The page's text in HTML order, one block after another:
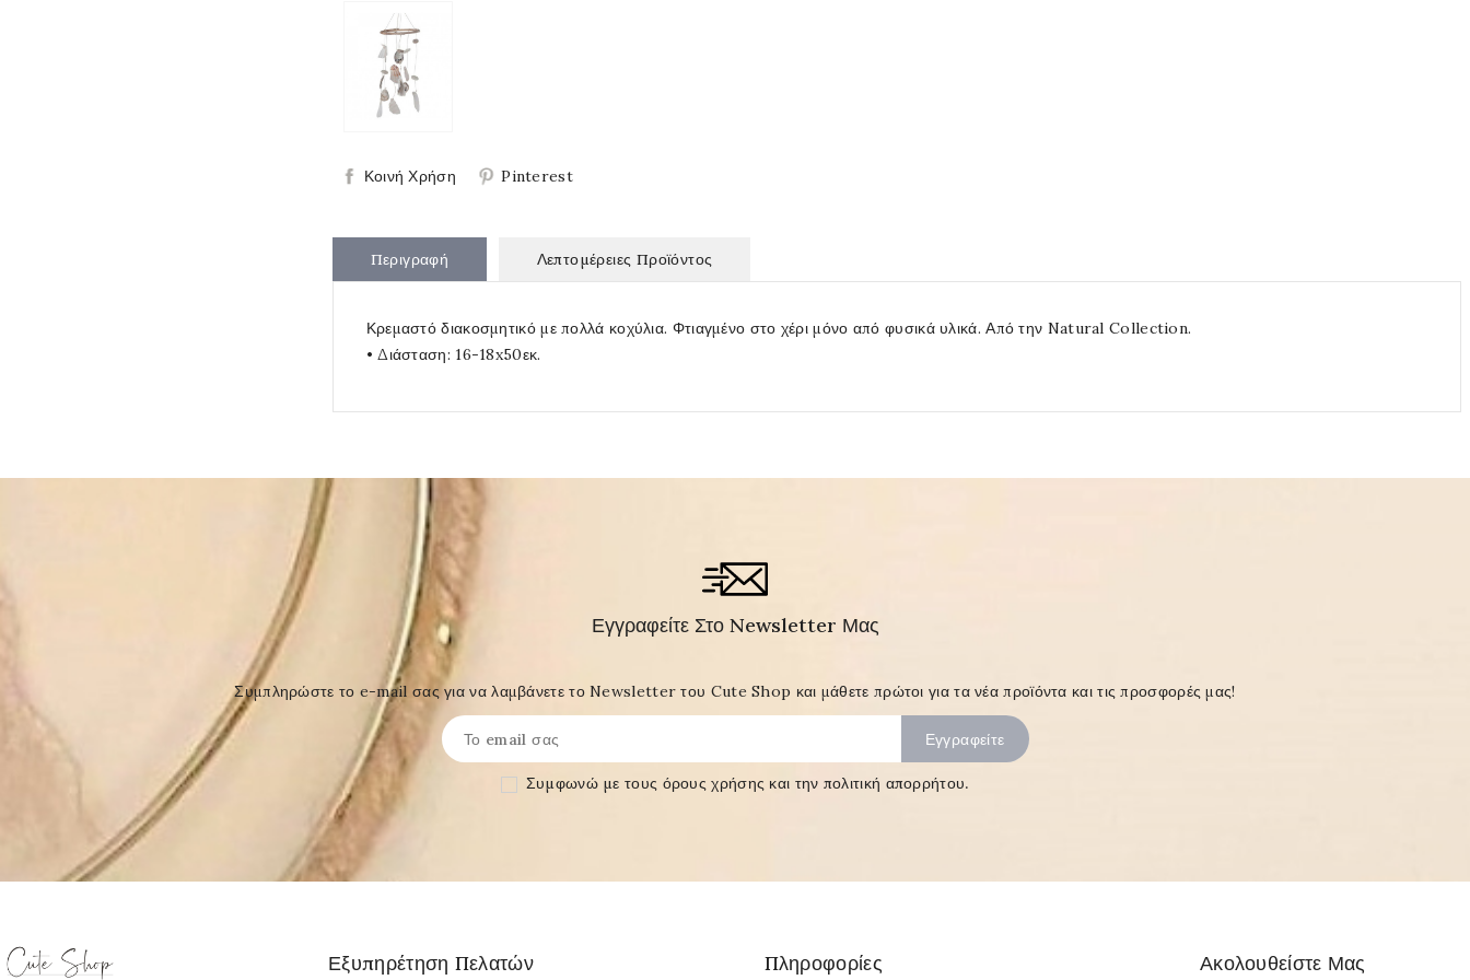
Κοινή Χρήση Pinterest
Περιγραφή Λεπτομέρειες Προϊόντος
Κρεμαστό διακοσμητικό με πολλά κοχύλια. Φτιαγμένο στο χέρι μόνο από φυσικά υλικά. Από την Natural Collection.
• Διάσταση: 16-18x50εκ.
Εγγραφείτε Στο Newsletter Μας
Συμπληρώστε το e-mail σας για να λαμβάνετε το Newsletter του Cute Shop και μάθετε πρώτοι για τα νέα προϊόντα και τις προσφορές μας!
Συμφωνώ με τους όρους χρήσης και την πολιτική απορρήτου.
Ακολουθείστε Μας
Πληροφορίες
Εξυπηρέτηση Πελατών